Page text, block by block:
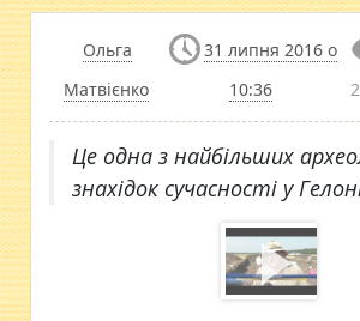
Ольга
Матвієнко
31 липня 2016 о
10:36
Це одна з найбільших
знахідок сучасності у